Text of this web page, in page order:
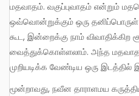
மதவாதம். வகுப்புவாதம் என்றும்
ஒவ்வொன்றுக்கும் ஒரு
கூட, இன்றைக்கு நாம் விவாதிக்கிற
வைத்துக்கொள்ளலாம். அந்த மதவாத
முறியடிக்க வேண்டிய ஒரு இடத்தில்
மூன்றாவது, நவீன தாராளமய கருத்தியல். இந்த நவீன தாராளமயம் என்று